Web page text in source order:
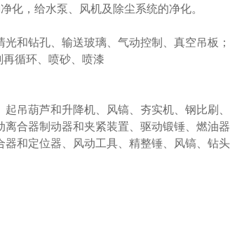
化，给水泵、风机及除尘系统的净化。
和钻孔、输送玻璃、气动控制、真空吊板
循环、喷砂、喷漆
吊葫芦和升降机、风镐、夯实机、钢比刷
合器制动器和夹紧装置、驱动锻锤、燃油器
和定位器、风动工具、精整锤、风镐、钻